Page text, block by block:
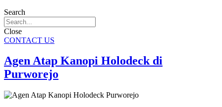
Search
Close
CONTACT US
Agen Atap Kanopi Holodeck di
Purworejo